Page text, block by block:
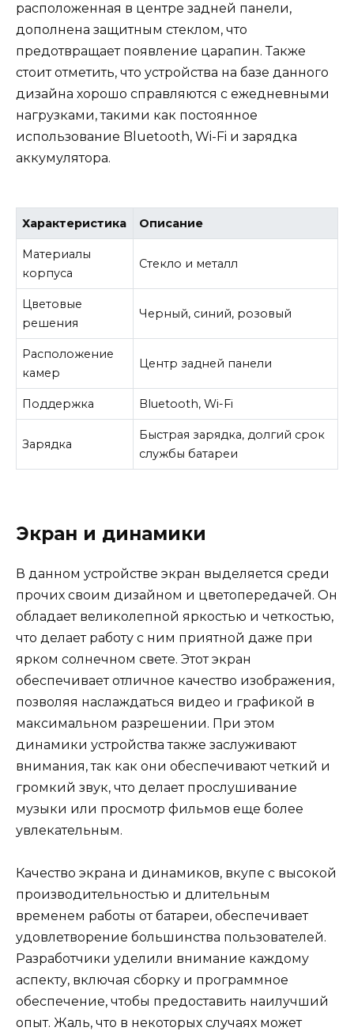
расположенная в центре задней панели,
дополнена защитным стеклом, что
предотвращает появление царапин. Также
стоит отметить, что устройства на базе данного
дизайна хорошо справляются с ежедневными
нагрузками, такими как постоянное
использование Bluetooth, Wi-Fi и зарядка
аккумулятора.
Характеристика Описание
Материалы
корпуса
Стекло и металл
Цветовые
решения
Черный, синий, розовый
Расположение
камер
Центр задней панели
Поддержка Bluetooth, Wi-Fi
Зарядка
Быстрая зарядка, долгий срок
службы батареи
Экран и динамики
В данном устройстве экран выделяется среди
прочих своим дизайном и цветопередачей. Он
обладает великолепной яркостью и четкостью,
что делает работу с ним приятной даже при
ярком солнечном свете. Этот экран
обеспечивает отличное качество изображения,
позволяя наслаждаться видео и графикой в
максимальном разрешении. При этом
динамики устройства также заслуживают
внимания, так как они обеспечивают четкий и
громкий звук, что делает прослушивание
музыки или просмотр фильмов еще более
увлекательным.
Качество экрана и динамиков, вкупе с высокой
производительностью и длительным
временем работы от батареи, обеспечивает
удовлетворение большинства пользователей.
Разработчики уделили внимание каждому
аспекту, включая сборку и программное
обеспечение, чтобы предоставить наилучший
опыт. Жаль, что в некоторых случаях может